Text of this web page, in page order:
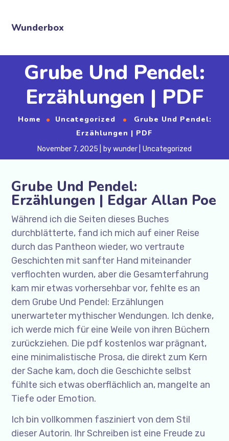
Wunderbox
Grube Und Pendel:
Erzählungen | PDF
Home Uncategorized
Grube Und Pendel:
Erzählungen | PDF
November 7, 2025 bywunder Uncategorized
Grube Und Pendel:
Erzählungen | Edgar Allan Poe
Während ich die Seiten dieses Buches
durchblätterte, fand ich mich auf einer Reise
durch das Pantheon wieder, wo vertraute
Geschichten mit sanfter Hand miteinander
verflochten wurden, aber die Gesamterfahrung
kam mir etwas vorhersehbar vor, fehlte es an
dem Grube Und Pendel: Erzählungen
unerwarteter mythischer Wendungen. Ich denke,
ich werde mich für eine Weile von ihren Büchern
zurückziehen. Die pdf kostenlos war prägnant,
eine minimalistische Prosa, die direkt zum Kern
der Sache kam, doch die Geschichte selbst
fühlte sich etwas oberflächlich an, mangelte an
Tiefe oder Emotion.
Ich bin vollkommen fasziniert von dem Stil
dieser Autorin. Ihr Schreiben ist eine Freude zu